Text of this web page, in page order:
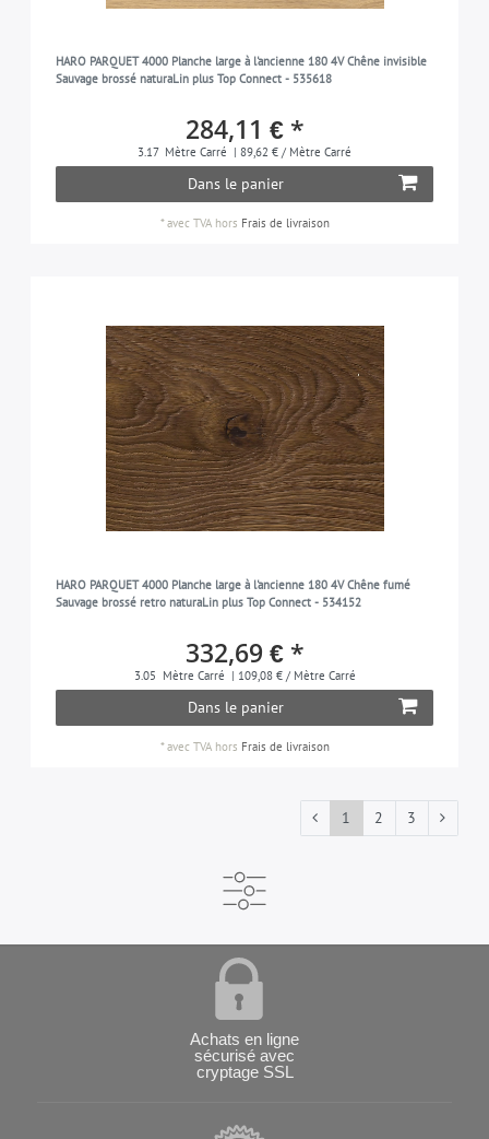
HARO PARQUET 4000 Planche large à l'ancienne 180 4V Chêne invisible
Sauvage brossé naturaLin plus Top Connect - 535618
284,11 € *
3.17 Mètre Carré | 89,62 € / Mètre Carré
Dans le panier
*avec TVAhors Frais de livraison
HARO PARQUET 4000 Planche large à l'ancienne 180 4V Chêne fumé
Sauvage brossé retro naturaLin plus Top Connect - 534152
332,69 € *
3.05 Mètre Carré | 109,08 € / Mètre Carré
Dans le panier
*avec TVAhors Frais de livraison
1 2 3
Achats en ligne
sécurisé avec
cryptage SSL